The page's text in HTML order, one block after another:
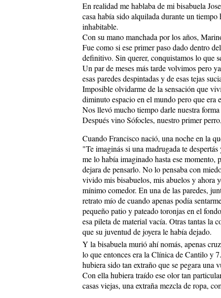
En realidad me hablaba de mi bisabuela
casa había sido alquilada durante un
inhabitable.
Con su mano manchada por los años,
Fue como si ese primer paso dado dentro
definitivo. Sin querer, conquistamos lo que
Un par de meses más tarde volvimos pero
esas paredes despintadas y de esas tejas
Imposible olvidarme de la sensación que
diminuto espacio en el mundo pero que era
Nos llevó mucho tiempo darle nuestra
Después vino Sófocles, nuestro primer
Cuando Francisco nació, una noche en la
"Te imaginás si una madrugada te
me lo había imaginado hasta ese
dejara de pensarlo. No lo pensaba con
vivido mis bisabuelos, mis abuelos y ahora
mínimo comedor. En una de las paredes,
retrato mío de cuando apenas podía
pequeño patio y pateado toronjas en el
esa pileta de material vacía. Otras tantas la
que su juventud de joyera le había dejado.
Y la bisabuela murió ahí nomás, apenas
lo que entonces era la Clínica de Cantilo y
hubiera sido tan extraño que se pegara una
Con ella hubiera traído ese olor tan
casas viejas, una extraña mezcla de ropa,